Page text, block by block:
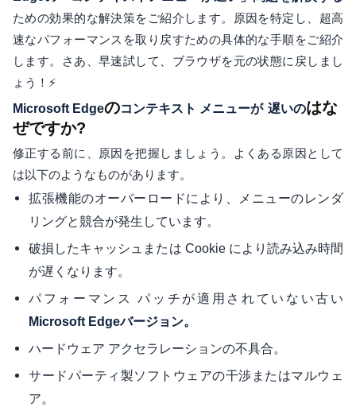
ための効果的な解決策をご紹介します。原因を特定し、超高
速なパフォーマンスを取り戻すための具体的な手順をご紹介
します。さあ、早速試して、ブラウザを元の状態に戻しまし
ょう！⚡
Microsoft Edgeのコンテキスト メニューが 遅いのはな
ぜですか?
修正する前に、原因を把握しましょう。よくある原因として
は以下のようなものがあります。
拡張機能のオーバーロードにより、メニューのレンダ
リングと競合が発生しています。
破損したキャッシュまたは Cookie により読み込み時間
が遅くなります。
パフォーマンス パッチが適用されていない古い
Microsoft Edgeバージョン。
ハードウェア アクセラレーションの不具合。
サードパーティ製ソフトウェアの干渉またはマルウェ
ア。